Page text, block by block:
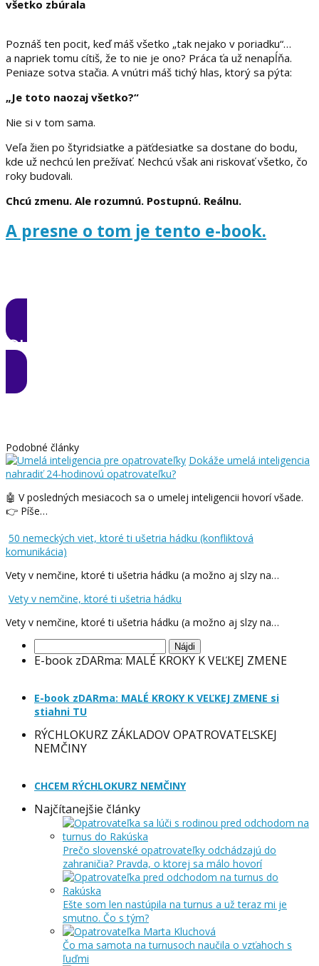
všetko zbúrala
Poznáš ten pocit, keď máš všetko „tak nejako v poriadku“…
a napriek tomu cítiš, že to nie je ono? Práca ťa už nenapĺňa.
Peniaze sotva stačia. A vnútri máš tichý hlas, ktorý sa pýta:
„Je toto naozaj všetko?“
Nie si v tom sama.
Veľa žien po štyridsiatke a päťdesiatke sa dostane do bodu,
kde už nechcú len prežívať. Nechcú však ani riskovať všetko, čo
roky budovali.
Chcú zmenu. Ale rozumnú. Postupnú. Reálnu.
A presne o tom je tento e-book.
CHCEM ZMENU
Podobné články
Dokáže umelá inteligencia
nahradiť 24-hodinovú opatrovateľku?
🤖 V posledných mesiacoch sa o umelej inteligencii hovorí všade.
👉 Píše…
50 nemeckých viet, ktoré ti ušetria hádku (konfliktová
komunikácia)
Vety v nemčine, ktoré ti ušetria hádku (a možno aj slzy na…
Vety v nemčine, ktoré ti ušetria hádku
Vety v nemčine, ktoré ti ušetria hádku (a možno aj slzy na…
E-book zDARma: MALÉ KROKY K VEĽKEJ ZMENE
E-book zDARma: MALÉ KROKY K VEĽKEJ ZMENE si
stiahni TU
RÝCHLOKURZ ZÁKLADOV OPATROVATEĽSKEJ
NEMČINY
CHCEM RÝCHLOKURZ NEMČINY
Najčítanejšie články
Prečo slovenské opatrovateľky odchádzajú do
zahraničia? Pravda, o ktorej sa málo hovorí
Ešte som len nastúpila na turnus a už teraz mi je
smutno. Čo s tým?
Čo ma samota na turnusoch naučila o vzťahoch s
ľuďmi